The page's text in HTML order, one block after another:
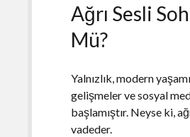
Ağrı Sesli
Mü?
Yalnızlık, modern
gelişmeler ve sosyal
başlamıştır. Neyse ki,
vadeder.